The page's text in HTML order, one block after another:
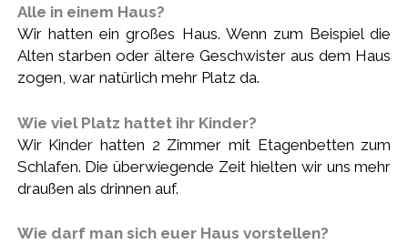
Alle in einem Haus?
Wir hatten ein großes Haus. Wenn zum Beispiel die
Alten starben oder ältere Geschwister aus dem Haus
zogen, war natürlich mehr Platz da.
Wie viel Platz hattet ihr Kinder?
Wir Kinder hatten 2 Zimmer mit Etagenbetten zum
Schlafen. Die überwiegende Zeit hielten wir uns mehr
draußen als drinnen auf.
Wie darf man sich euer Haus vorstellen?